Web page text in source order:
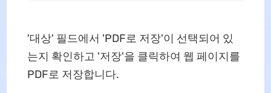
'대상' 필드에서 'PDF로 저장'이 선택되어 있
는지 확인하고 '저장'을 클릭하여 웹 페이지를
PDF로 저장합니다.